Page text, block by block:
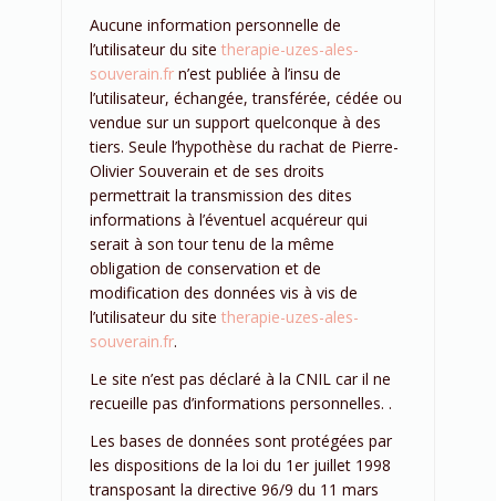
Aucune information personnelle de
l’utilisateur du site therapie-uzes-ales-
souverain.fr n’est publiée à l’insu de
l’utilisateur, échangée, transférée, cédée ou
vendue sur un support quelconque à des
tiers. Seule l’hypothèse du rachat de Pierre-
Olivier Souverain et de ses droits
permettrait la transmission des dites
informations à l’éventuel acquéreur qui
serait à son tour tenu de la même
obligation de conservation et de
modification des données vis à vis de
l’utilisateur du site therapie-uzes-ales-
souverain.fr.
Le site n’est pas déclaré à la CNIL car il ne
recueille pas d’informations personnelles. .
Les bases de données sont protégées par
les dispositions de la loi du 1er juillet 1998
transposant la directive 96/9 du 11 mars